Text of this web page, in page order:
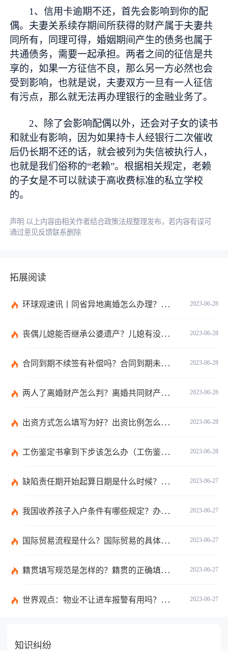
1、信用卡逾期不还，首先会影响到你的配
偶。夫妻关系续存期间所获得的财产属于夫妻共
同所有，同理可得，婚姻期间产生的债务也属于
共通债务，需要一起承担。两者之间的征信是共
享的，如果一方征信不良，那么另一方必然也会
受到影响，也就是说，夫妻双方一旦有一人征信
有污点，那么就无法再办理银行的金融业务了。
2、除了会影响配偶以外，还会对子女的读书
和就业有影响，因为如果持卡人经银行二次催收
后仍长期不还的话，就会被列为失信被执行人，
也就是我们俗称的“老赖”。根据相关规定，老赖
的子女是不可以就读于高收费标准的私立学校
的。
声明:以上内容由相关作者结合政策法规整理发布，若内容有误可
通过意见反馈联系删除
拓展阅读
2023-06-28
环球观速讯丨同省异地离婚怎么办理？夫妻异地离婚须准备哪些资料？
2023-06-28
丧偶儿媳能否继承公婆遗产？儿媳有没有赡养老人的义务？
2023-06-28
合同到期不续签有补偿吗？合同到期未提前30天通知怎么赔偿？ 当前速看
2023-06-28
两人了离婚财产怎么判？离婚共同财产有哪些？_焦点快报
2023-06-28
出资方式怎么填写为好？出资比例怎么填写？
2023-06-28
工伤鉴定书拿到下步该怎么办（工伤鉴定后要是对伤残等级结论不服怎么办）
2023-06-27
缺陷责任期开始起算日期是什么时候？缺陷责任终止证书签发的必要条件是什么？
2023-06-27
我国收养孩子入户条件有哪些规定？办理收养登记的事实收养情况有几种？
2023-06-27
国际贸易流程是什么？国际贸易的具体流程的内容都有哪些？
2023-06-27
籍贯填写规范是怎样的？籍贯的正确填写规范是什么？-天天微动态
2023-06-27
世界观点：物业不让进车报警有用吗？小区不让业主进车该怎么投诉？
知识纠纷